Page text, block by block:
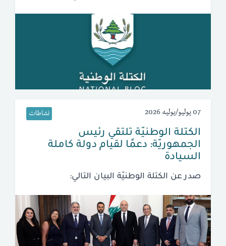
07 يوليو/يوليه 2026 نشاطات
الكتلة الوطنيّة تلتقي رئيس
الجمهوريّة: دعمًا لقيام دولة كاملة
السيادة
صدر عن الكتلة الوطنيّة البيان التالي: